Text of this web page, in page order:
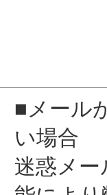
■メール
い場合
迷惑メー